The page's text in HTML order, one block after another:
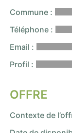
Commune :
Téléphone :
Email :
Profil :
OFFRE
Contexte de